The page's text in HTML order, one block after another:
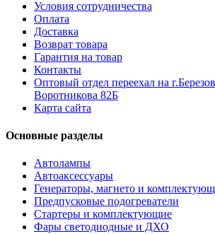
Условия сотрудничества
Оплата
Доставка
Возврат товара
Гарантия на товар
Контакты
Оптовый отдел переехал на
Воротникова 82Б
Карта сайта
Основные разделы
Автолампы
Автоаксессуары
Генераторы, магнето и
Предпусковые подогреватели
Стартеры и комплектующие
Фары светодиодные и ДХО